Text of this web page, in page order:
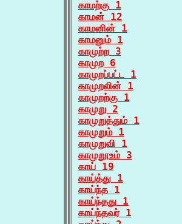
காமற்கு 1
காமன் 12
காமனின் 1
காமனும் 1
காமுற்ற 3
காமுற 6
காமுறப்பட்ட 1
காமுறலின் 1
காமுறற்கு 1
காமுறு 2
காமுறுத்தும் 1
காமுறும் 1
காமுறுவி 1
காமுறூஉம் 3
காய் 19
காய்த்து 1
காய்ந்த 1
காய்ந்தது 1
காய்ந்தவர் 1